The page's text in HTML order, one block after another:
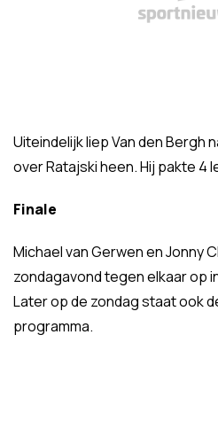
Uiteindelijk liep Van den Bergh
over Ratajski heen. Hij pakte 4
Finale
Michael van Gerwen en Jonny
zondagavond tegen elkaar op
Later op de zondag staat ook
programma.